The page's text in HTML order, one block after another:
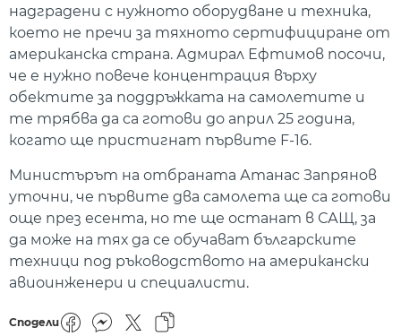
надградени с нужното оборудване и техника,
което не пречи за тяхното сертифициране от
американска страна. Адмирал Ефтимов посочи,
че е нужно повече концентрация върху
обектите за поддръжката на самолетите и
те трябва да са готови до април 25 година,
когато ще пристигнат първите F-16.
Министърът на отбраната Атанас Запрянов
уточни, че първите два самолета ще са готови
още през есента, но те ще останат в САЩ, за
да може на тях да се обучават българските
техници под ръководството на американски
авиоинженери и специалисти.
Сподели